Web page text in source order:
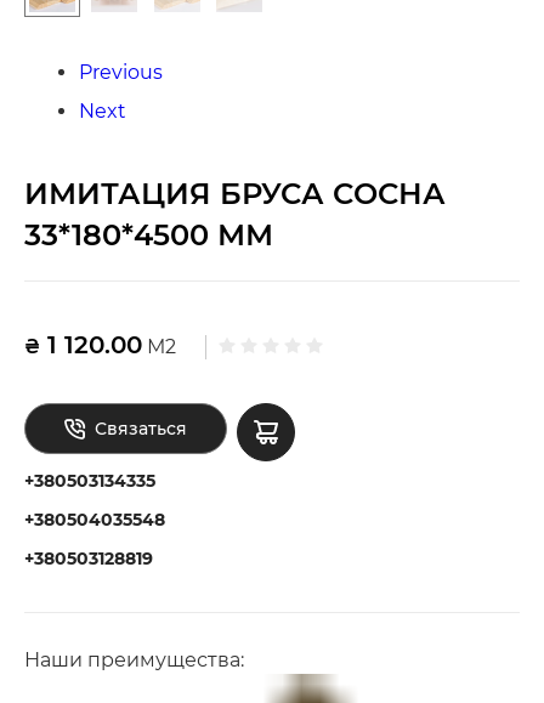
Previous
Next
ИМИТАЦИЯ БРУСА СОСНА
33*180*4500 ММ
₴ 1 120.00 М2
Связаться
+380503134335
+380504035548
+380503128819
Наши преимущества: